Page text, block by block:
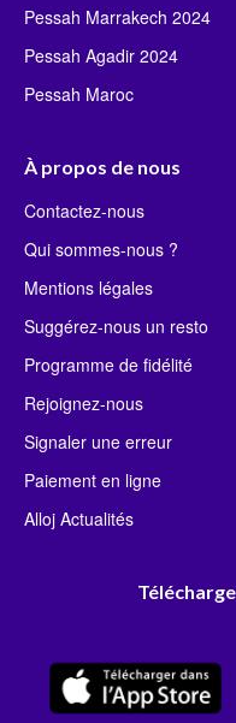
Pessah Marrakech 2024
Pessah Agadir 2024
Pessah Maroc
À propos de nous
Contactez-nous
Qui sommes-nous ?
Mentions légales
Suggérez-nous un resto
Programme de fidélité
Rejoignez-nous
Signaler une erreur
Paiement en ligne
Alloj Actualités